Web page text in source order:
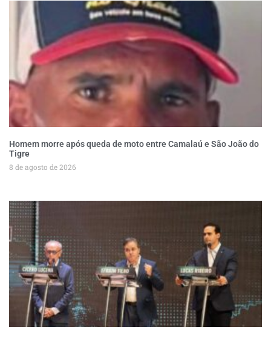
Homem morre após queda de moto entre Camalaú e São João do
Tigre
8 de agosto de 2026